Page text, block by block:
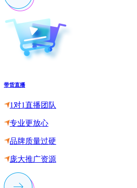
带货直播
1对1直播团队
专业更放心
品牌质量过硬
庞大推广资源